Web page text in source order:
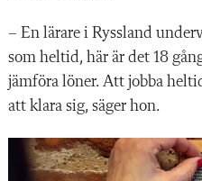
– En lärare i Ryssland
som heltid, här är det 18
jämföra löner. Att jobba
att klara sig, säger hon.